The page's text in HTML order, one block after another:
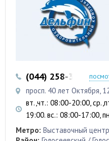
(044) 258-33-07
просп. 40 лет Октября,
вт.,чт.: 08:00-20:00,
19:00. вс.: 08:00-17:00,
Метро: Выставочный центр